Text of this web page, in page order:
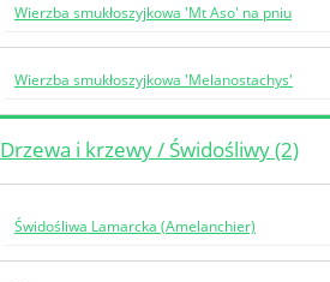
Wierzba smukłoszyjkowa 'Mt Aso' na pniu
Wierzba smukłoszyjkowa 'Melanostachys'
Drzewa i krzewy / Świdośliwy (2)
Świdośliwa Lamarcka (Amelanchier)